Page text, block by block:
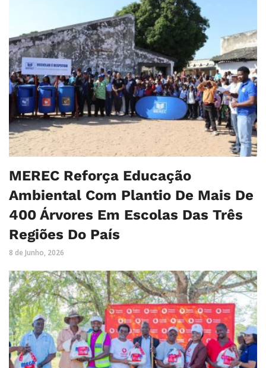
MEREC Reforça Educação
Ambiental Com Plantio De Mais De
400 Árvores Em Escolas Das Três
Regiões Do País
8 de Junho, 2026